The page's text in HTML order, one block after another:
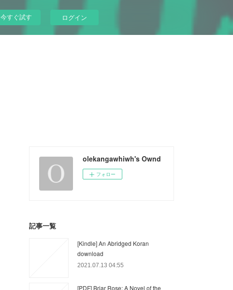
今すぐ試す ログイン
olekangawhiwh's Ownd
フォロー
記事一覧
[Kindle] An Abridged Koran
download
2021.07.13 04:55
[PDF] Briar Rose: A Novel of the